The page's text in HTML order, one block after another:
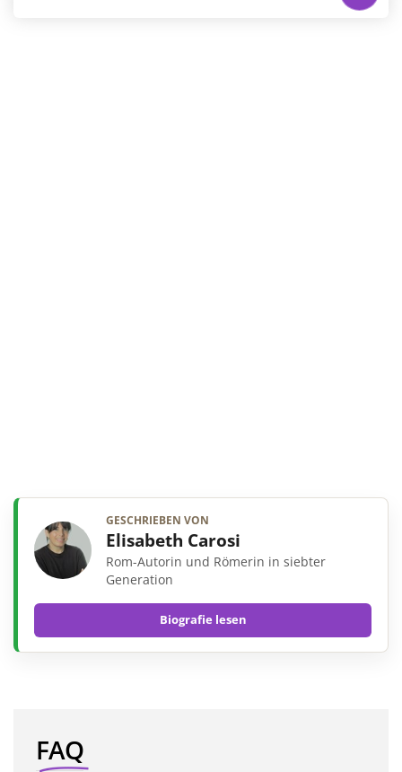
GESCHRIEBEN VON
Elisabeth Carosi
Rom-Autorin und Römerin in siebter
Generation
Biografie lesen
FAQ